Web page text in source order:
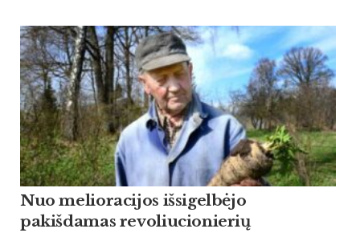
Nuo melioracijos išsigelbėjo
pakišdamas revoliucionierių